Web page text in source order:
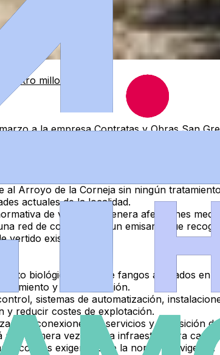
millones
a la empresa Contratas y Obras San
24
implicadas: la Junta aportará el
del Vino presenta actualmente una
al Arroyo de la Corneja sin ningún
actuales de la localidad.
de vertidos y genera afecciones
red de colectores y un emisario que
vertido existentes.
biológico mediante fangos activados
y deshidratación.
sistemas de automatización,
y reducir costes de explotación.
conexiones de servicios y reposición
primera vez de una infraestructura
con las exigencias de la normativa vigente.